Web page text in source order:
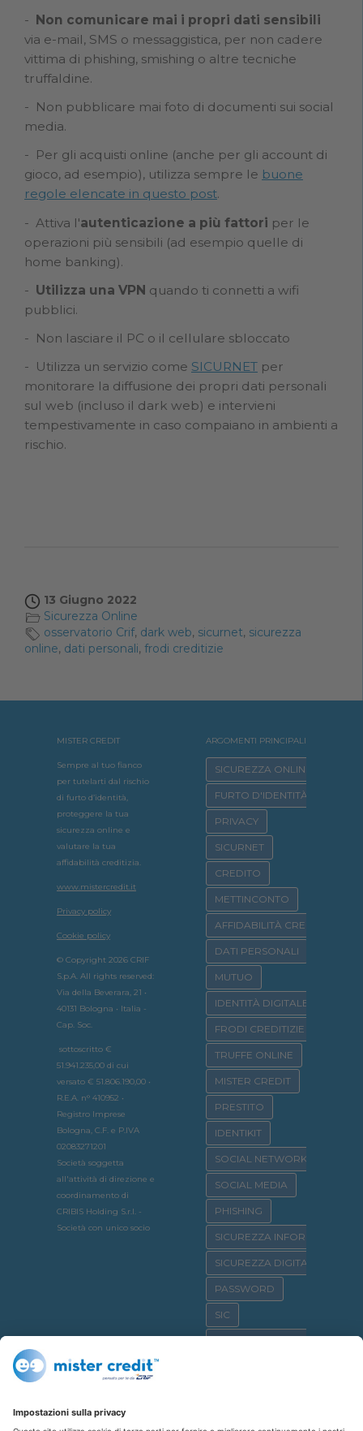
Non comunicare mai i propri dati sensibili
via e-mail, SMS o messaggistica, per non cadere
vittima di phishing, smishing o altre tecniche
truffaldine.
Non pubblicare mai foto di documenti sui social
media.
Per gli acquisti online (anche per gli account di
gioco, ad esempio), utilizza sempre le buone
regole elencate in questo post.
Attiva l'autenticazione a più fattori per le
operazioni più sensibili (ad esempio quelle di
home banking).
Utilizza una VPN quando ti connetti a wifi
pubblici.
Non lasciare il PC o il cellulare sbloccato
Utilizza un servizio come SICURNET per
monitorare la diffusione dei propri dati personali
sul web (incluso il dark web) e intervieni
tempestivamente in caso compaiano in ambienti a
rischio.
13 Giugno 2022
Sicurezza Online
osservatorio Crif, dark web, sicurnet, sicurezza
online, dati personali, frodi creditizie
MISTER CREDIT
Sempre al tuo fianco
per tutelarti dal rischio
di furto d’identità,
proteggere la tua
sicurezza online e
valutare la tua
affidabilità creditizia.
www.mistercredit.it
Privacy policy
Cookie policy
© Copyright 2026 CRIF
S.p.A. All rights reserved:
Via della Beverara, 21 •
40131 Bologna • Italia -
Cap. Soc.
sottoscritto €
51.941.235,00 di cui
versato € 51.806.190,00 •
R.E.A. n° 410952 •
Registro Imprese
Bologna, C.F. e P.IVA
02083271201
Società soggetta
all'attività di direzione e
coordinamento di
CRIBIS Holding S.r.l. -
Società con unico socio
ARGOMENTI PRINCIPALI
SICUREZZA ONLINE
FURTO D'IDENTITÀ
PRIVACY
SICURNET
CREDITO
METTINCONTO
AFFIDABILITÀ CREDITIZIA
DATI PERSONALI
MUTUO
IDENTITÀ DIGITALE
FRODI CREDITIZIE
TRUFFE ONLINE
MISTER CREDIT
PRESTITO
IDENTIKIT
SOCIAL NETWORK
SOCIAL MEDIA
PHISHING
SICUREZZA INFORMATICA
SICUREZZA DIGITALE
PASSWORD
SIC